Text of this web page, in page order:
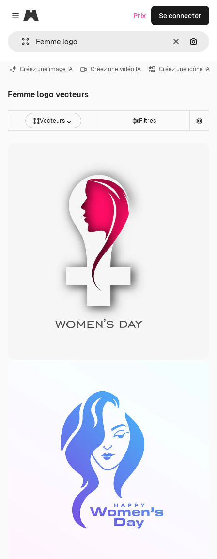
Close menu
Magnific
Effacer
Prix Se connecter
Créez une image IA Créez une vidéo IA Créez une icône IA
Femme logo vecteurs
Vecteurs Filtres